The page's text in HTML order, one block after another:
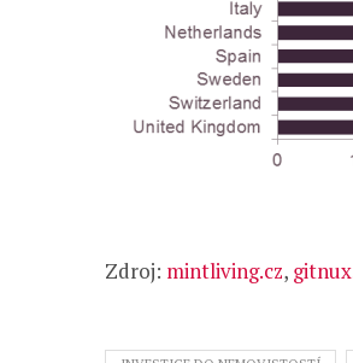
Zdroj: mintliving.cz,